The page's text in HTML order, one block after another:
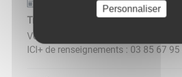
Transports scolaires : pensez à vous
Vous avez jusqu'au 12 juillet. Toutes
ICI+ de renseignements : 03 85 67 95
Personnaliser